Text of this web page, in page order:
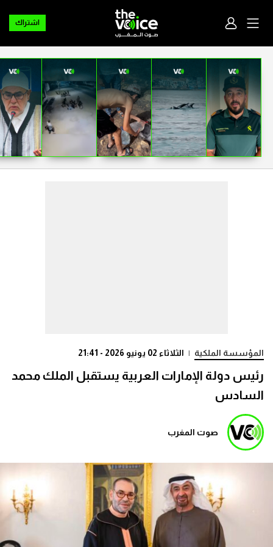
اشتراك
المؤسسة الملكية | الثلاثاء 02 يونيو 2026 - 21:41
رئيس دولة الإمارات العربية يستقبل الملك محمد
السادس
صوت المغرب